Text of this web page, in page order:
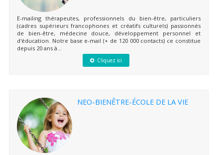
E-mailing thérapeutes, professionnels du bien-être, particuliers
(cadres supérieurs francophones et créatifs culturels) passionnés
de bien-être, médecine douce, développement personnel et
d'éducation. Notre base e-mail (+ de 120 000 contacts) ce constitue
depuis 20 ans à...
Cliquez ici
NEO-BIENÊTRE-ÉCOLE DE LA VIE